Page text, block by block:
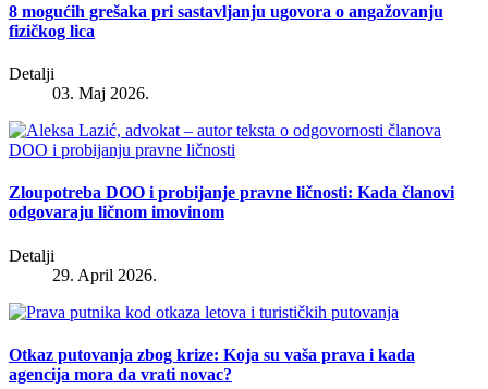
8 mogućih grešaka pri sastavljanju ugovora o angažovanju
fizičkog lica
Detalji
03. Maj 2026.
Zloupotreba DOO i probijanje pravne ličnosti: Kada članovi
odgovaraju ličnom imovinom
Detalji
29. April 2026.
Otkaz putovanja zbog krize: Koja su vaša prava i kada
agencija mora da vrati novac?